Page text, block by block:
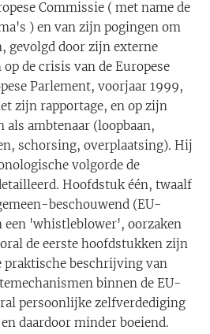
Commissie ( met name de
) en van zijn pogingen om
gevolgd door zijn externe
de crisis van de Europese
Parlement, voorjaar 1999,
zijn rapportage, en op zijn
ambtenaar (loopbaan,
schorsing, overplaatsing). Hij
volgorde de
Hoofdstuk één, twaalf
beschouwend (EU-
'whistleblower', oorzaken
de eerste hoofdstukken zijn
praktische beschrijving van
binnen de EU-
persoonlijke zelfverdediging
daardoor minder boeiend.